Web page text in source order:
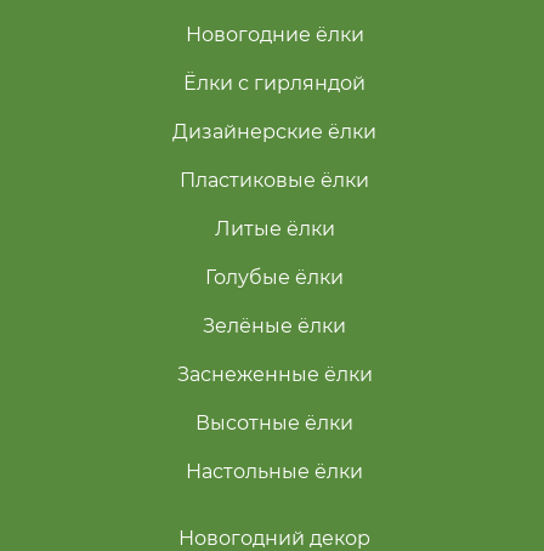
Голубые ёлки
Зелёные ёлки
Заснеженные ёлки
Новогодние ёлки
Ёлки с гирляндой
Дизайнерские ёлки
Пластиковые ёлки
Литые ёлки
Высотные ёлки
Настольные ёлки
Новогодний декор